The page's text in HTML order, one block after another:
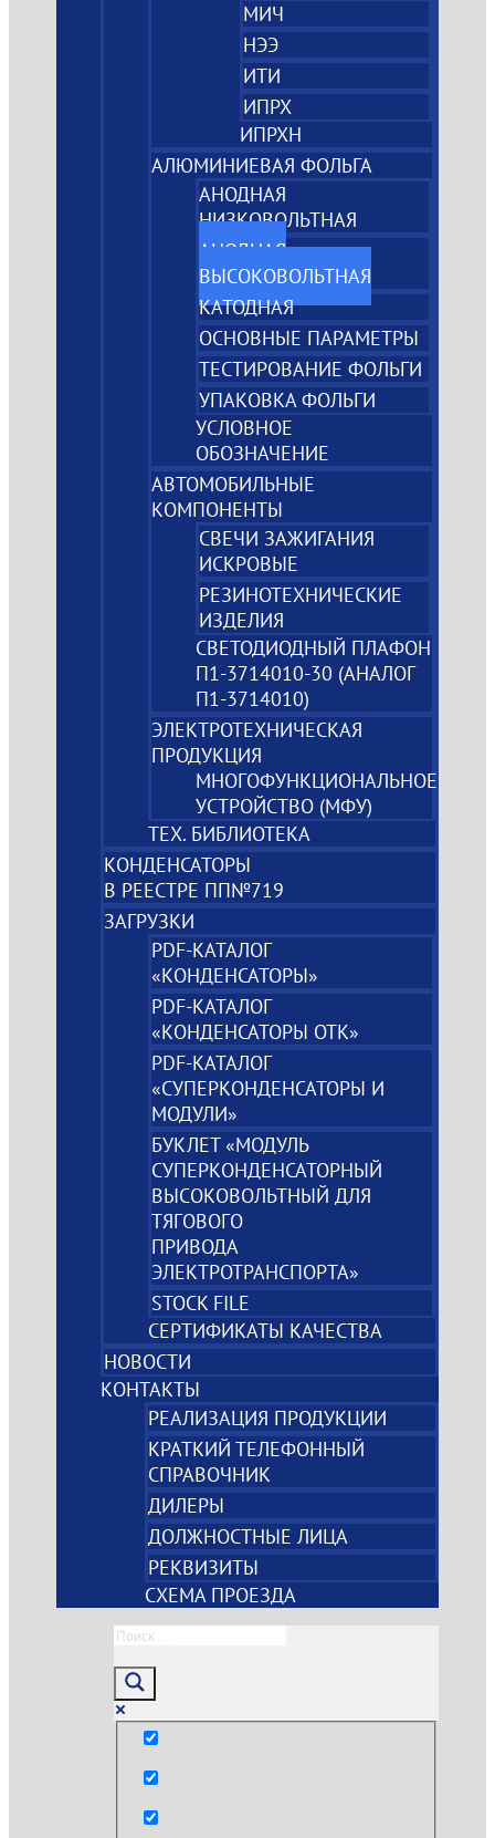
МИЧ
НЭЭ
ИТИ
ИПРХ
ИПРХН
АЛЮМИНИЕВАЯ ФОЛЬГА
АНОДНАЯ
НИЗКОВОЛЬТНАЯ
АНОДНАЯ
ВЫСОКОВОЛЬТНАЯ
КАТОДНАЯ
ОСНОВНЫЕ ПАРАМЕТРЫ
ТЕСТИРОВАНИЕ ФОЛЬГИ
УПАКОВКА ФОЛЬГИ
УСЛОВНОЕ
ОБОЗНАЧЕНИЕ
АВТОМОБИЛЬНЫЕ
КОМПОНЕНТЫ
СВЕЧИ ЗАЖИГАНИЯ
ИСКРОВЫЕ
РЕЗИНОТЕХНИЧЕСКИЕ
ИЗДЕЛИЯ
СВЕТОДИОДНЫЙ ПЛАФОН
П1-3714010-30 (АНАЛОГ
П1-3714010)
ЭЛЕКТРОТЕХНИЧЕСКАЯ
ПРОДУКЦИЯ
МНОГОФУНКЦИОНАЛЬНОЕ
УСТРОЙСТВО (МФУ)
ТЕХ. БИБЛИОТЕКА
КОНДЕНСАТОРЫ
В РЕЕСТРЕ ПП№719
ЗАГРУЗКИ
PDF-КАТАЛОГ
«КОНДЕНСАТОРЫ»
PDF-КАТАЛОГ
«КОНДЕНСАТОРЫ ОТК»
PDF-КАТАЛОГ
«СУПЕРКОНДЕНСАТОРЫ И
МОДУЛИ»
БУКЛЕТ «МОДУЛЬ
СУПЕРКОНДЕНСАТОРНЫЙ
ВЫСОКОВОЛЬТНЫЙ ДЛЯ
ТЯГОВОГО
ПРИВОДА
ЭЛЕКТРОТРАНСПОРТА»
STOCK FILE
СЕРТИФИКАТЫ КАЧЕСТВА
НОВОСТИ
КОНТАКТЫ
РЕАЛИЗАЦИЯ ПРОДУКЦИИ
КРАТКИЙ ТЕЛЕФОННЫЙ
СПРАВОЧНИК
ДИЛЕРЫ
ДОЛЖНОСТНЫЕ ЛИЦА
РЕКВИЗИТЫ
СХЕМА ПРОЕЗДА